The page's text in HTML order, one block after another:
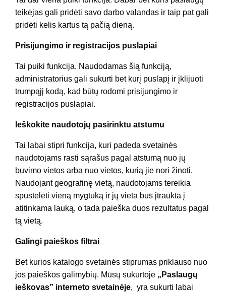
teikėjas gali pridėti savo darbo valandas ir taip pat gali
pridėti kelis kartus tą pačią dieną.
Prisijungimo ir registracijos puslapiai
Tai puiki funkcija. Naudodamas šią funkciją,
administratorius gali sukurti bet kurį puslapį ir įklijuoti
trumpąjį kodą, kad būtų rodomi prisijungimo ir
registracijos puslapiai.
Ieškokite naudotojų pasirinktu atstumu
Tai labai stipri funkcija, kuri padeda svetainės
naudotojams rasti sąrašus pagal atstumą nuo jų
buvimo vietos arba nuo vietos, kurią jie nori žinoti.
Naudojant geografinę vietą, naudotojams tereikia
spustelėti vieną mygtuką ir jų vieta bus įtraukta į
atitinkama lauką, o tada paieška duos rezultatus pagal
tą vietą.
Galingi paieškos filtrai
Bet kurios katalogo svetainės stiprumas priklauso nuo
jos paieškos galimybių. Mūsų sukurtoje „Paslaugų
ieškovas” interneto svetainėje, yra sukurti labai